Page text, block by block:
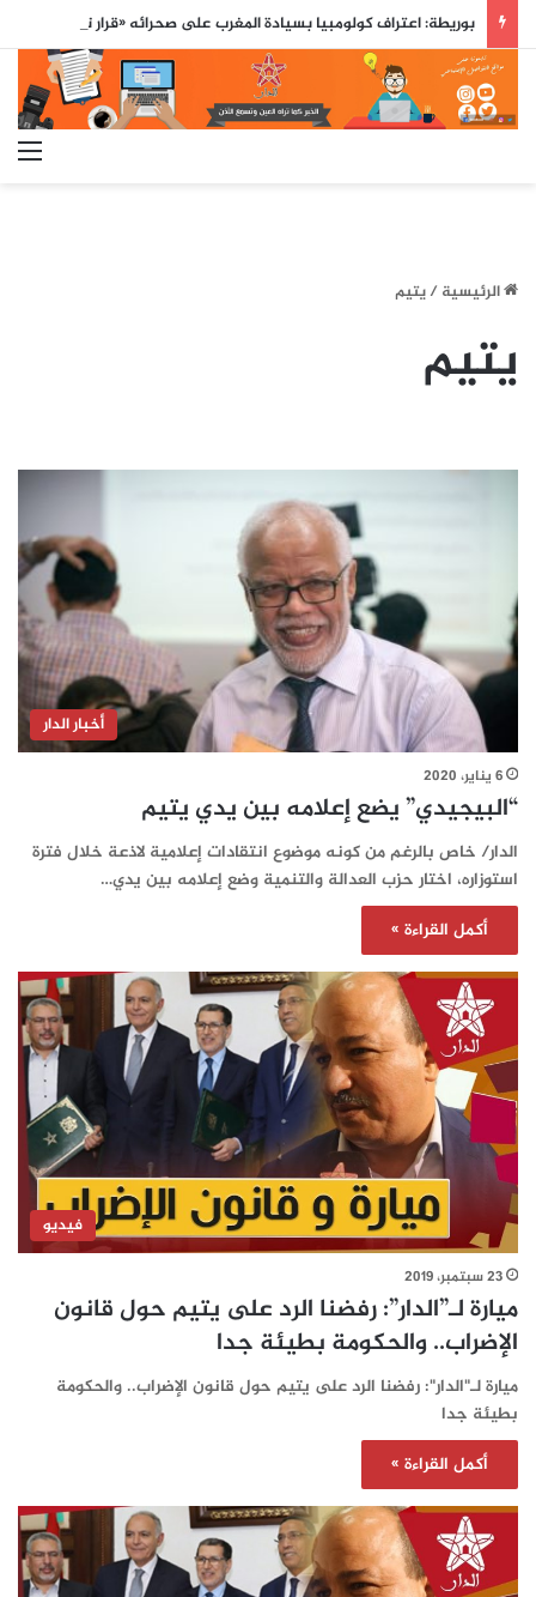
الرئيسية/يتيم
يتيم
أخبار الدار
6 يناير، 2020
“البيجيدي” يضع إعلامه بين يدي يتيم
الدار/ خاص بالرغم من كونه موضوع انتقادات إعلامية لاذعة خلال فترة
استوزاره، اختار حزب العدالة والتنمية وضع إعلامه بين يدي…
أكمل القراءة »
فيديو
23 سبتمبر، 2019
ميارة لـ”الدار”: رفضنا الرد على يتيم حول قانون
الإضراب.. والحكومة بطيئة جدا
ميارة لـ"الدار": رفضنا الرد على يتيم حول قانون الإضراب.. والحكومة
بطيئة جدا
أكمل القراءة »